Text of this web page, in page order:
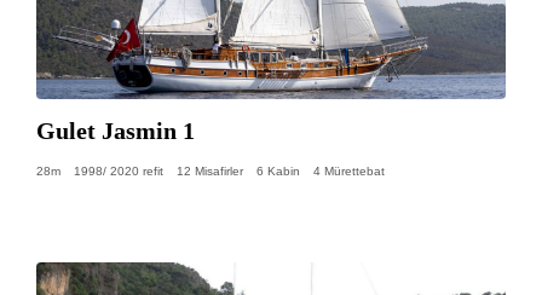
Gulet Jasmin 1
28m 1998/ 2020 refit 12 Misafirler 6 Kabin 4 Mürettebat